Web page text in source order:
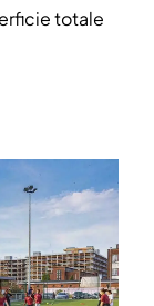
totale